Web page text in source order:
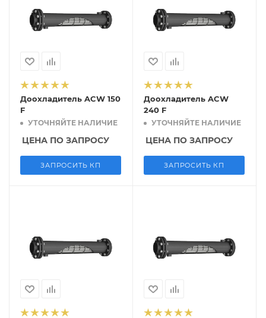
Доохладитель ACW 150
F
УТОЧНЯЙТЕ НАЛИЧИЕ
ЦЕНА ПО ЗАПРОСУ
ЗАПРОСИТЬ КП
Доохладитель ACW
240 F
УТОЧНЯЙТЕ НАЛИЧИЕ
ЦЕНА ПО ЗАПРОСУ
ЗАПРОСИТЬ КП